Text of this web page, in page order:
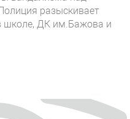
разыскивает
школе, ДК им.Бажова и